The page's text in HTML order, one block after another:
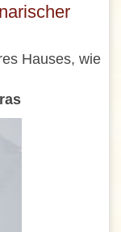
Hauses, wie